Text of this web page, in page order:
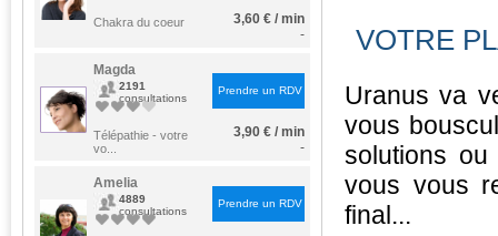
Chakra du coeur
3,60 € / min
-
Magda
2191
consultations
Télépathie - votre
vo...
Prendre un RDV
3,90 € / min
-
Amelia
4889
consultations
Prendre un RDV
VOTRE
Uranus va
vous
solutions
vous vous
final...